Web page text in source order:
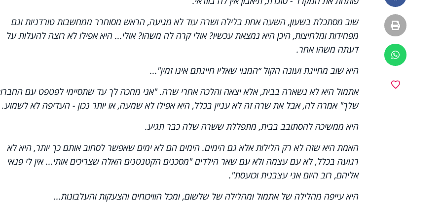
הדפסה
ווטסאפ
שוב מסתכלת בשעון, השעה אחת בלילה ושרה עוד לא מגיעה, הראש מסוחרר ממחשבות טורדניות וגם
מפחידות ומלחיצות, היכן היא נמצאת עכשיו? אולי קרה לה משהו? אולי... היא אפילו לא רוצה להעלות על
דעתה משהו אחר.
היא שוב מחייגת ועונה הקול ״המנוי שאליו חייגתם אינו זמין"...
אתמול היא לא נשארה בבית, אלא יצאה והלכה אחרי שרה. "אני מחכה לך עד שתסיימי לפטפט עם
שלך" אמרה לה, אבל את שרה זה לא עניין בכלל, היא אפילו לא שמעה, או יותר נכון - העדיפה לא לשמוע.
היא ממשיכה להסתובב בבית, מתפללת ששרה שלה כבר תגיע.
האמת היא שזה לא רק הלילות אלא גם הימים. הימים הם לא ימים שאפשר לסחוב אותם כך יותר, היא לא
רגועה בכלל, לא עם עצמה ולא עם שאר הילדים "מסכנים הקטנטנים האלה שצריכים אותי... אין לי פנאי
אליהם, רוב היום אני עצבנית וכועסת".
היא עייפה מהלילה של אתמול ומהלילה של שלשום, ומכל הוויכוחים והצעקות והעלבונות...